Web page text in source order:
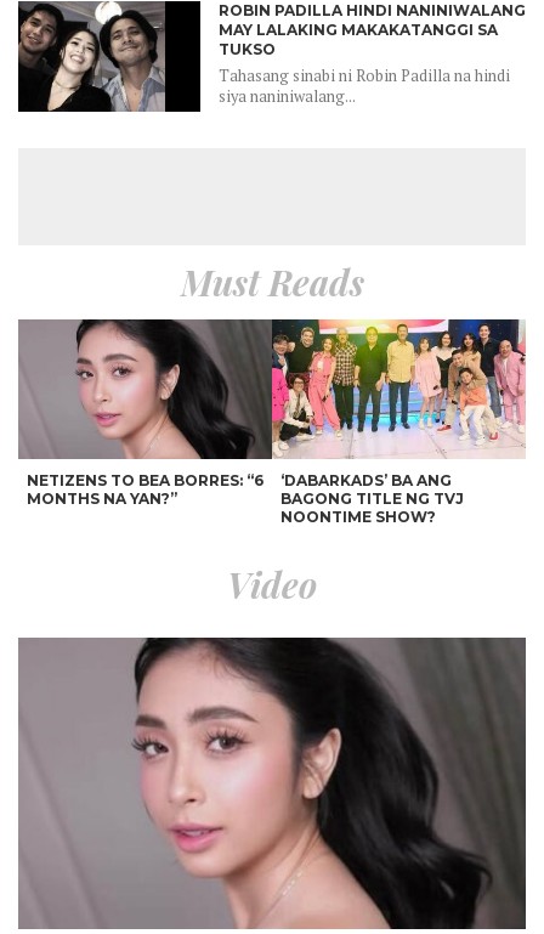
ROBIN PADILLA HINDI NANINIWALANG
MAY LALAKING MAKAKATANGGI SA
TUKSO
Tahasang sinabi ni Robin Padilla na hindi
siya naniniwalang...
Must Reads
NETIZENS TO BEA BORRES: “6
MONTHS NA YAN?”
‘DABARKADS’ BA ANG
BAGONG TITLE NG TVJ
NOONTIME SHOW?
ELIAS MAY FATHER’S DAY
GIFT KAY JOHN LLOYD CRUZ
SA ISANG EMOSYONAL NA
JOHN LLOYD CRUZ
MAGIGING ‘KAPUSO’ NA NGA
BA?
Video